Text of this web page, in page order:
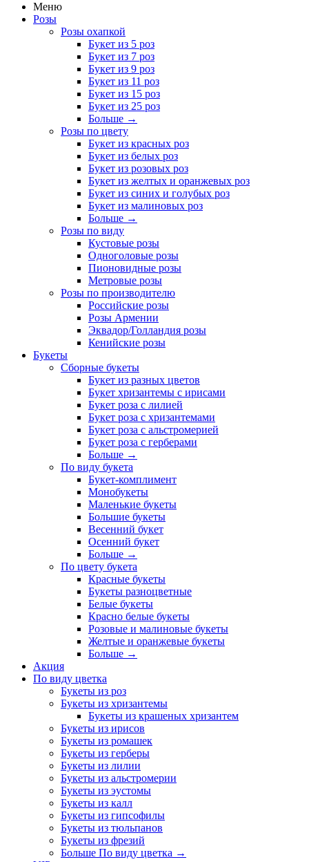
Меню
Розы
Розы охапкой
Букет из 5 роз
Букет из 7 роз
Букет из 9 роз
Букет из 11 роз
Букет из 15 роз
Букет из 25 роз
Больше →
Розы по цвету
Букет из красных роз
Букет из белых роз
Букет из розовых роз
Букет из желтых и оранжевых роз
Букет из синих и голубых роз
Букет из малиновых роз
Больше →
Розы по виду
Кустовые розы
Одноголовые розы
Пионовидные розы
Метровые розы
Розы по производителю
Российские розы
Розы Армении
Эквадор/Голландия розы
Кенийские розы
Букеты
Сборные букеты
Букет из разных цветов
Букет хризантемы с ирисами
Букет роза с лилией
Букет роза с хризантемами
Букет роза с альстромерией
Букет роза с герберами
Больше →
По виду букета
Букет-комплимент
Монобукеты
Маленькие букеты
Большие букеты
Весенний букет
Осенний букет
Больше →
По цвету букета
Красные букеты
Букеты разноцветные
Белые букеты
Красно белые букеты
Розовые и малиновые букеты
Желтые и оранжевые букеты
Больше →
Акция
По виду цветка
Букеты из роз
Букеты из хризантемы
Букеты из крашеных хризантем
Букеты из ирисов
Букеты из ромашек
Букеты из герберы
Букеты из лилии
Букеты из альстромерии
Букеты из эустомы
Букеты из калл
Букеты из гипсофилы
Букеты из тюльпанов
Букеты из фрезий
Больше По виду цветка →